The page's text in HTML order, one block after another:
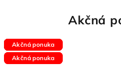
Akčná
Dopredaj
Akčná ponuka
Akčná ponuka
Dopredaj
Akčná ponuka
Akčná ponuka